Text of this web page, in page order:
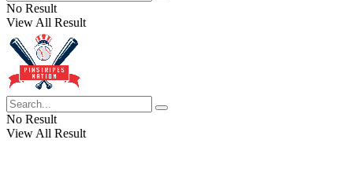
No Result
View All Result
No Result
View All Result